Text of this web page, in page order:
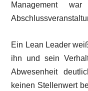
Management
Ein Lean Leader
ihn und sein
Abwesenheit
keinen Stellenwert